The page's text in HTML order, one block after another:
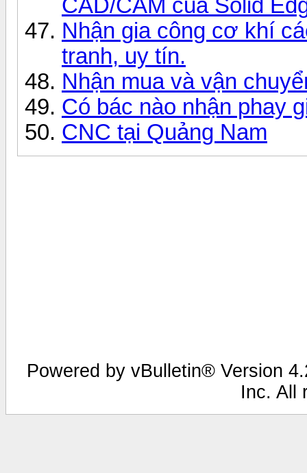
CAD/CAM của Solid
Nhận gia công cơ khí
tranh, uy tín.
Nhận mua và vận
Có bác nào nhận phay
CNC tại Quảng Nam
Powered by vBulletin® Version
Inc. All